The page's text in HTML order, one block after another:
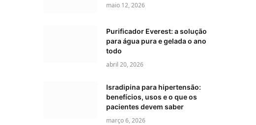
maio 12, 2026
Purificador Everest: a solução
para água pura e gelada o ano
todo
abril 20, 2026
Isradipina para hipertensão:
benefícios, usos e o que os
pacientes devem saber
março 6, 2026